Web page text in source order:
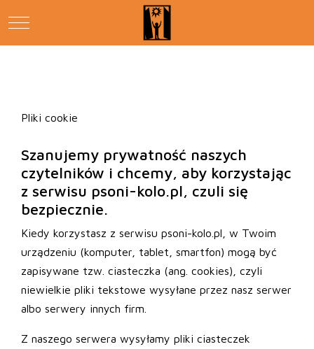
Mobile Menu Toggle
Pliki cookie
Szanujemy prywatność naszych
czytelników i chcemy, aby korzystając
z serwisu psoni-kolo.pl, czuli się
bezpiecznie.
Kiedy korzystasz z serwisu psoni-kolo.pl, w Twoim
urządzeniu (komputer, tablet, smartfon) mogą być
zapisywane tzw. ciasteczka (ang. cookies), czyli
niewielkie pliki tekstowe wysyłane przez nasz serwer
albo serwery innych firm.
Z naszego serwera wysyłamy pliki ciasteczek